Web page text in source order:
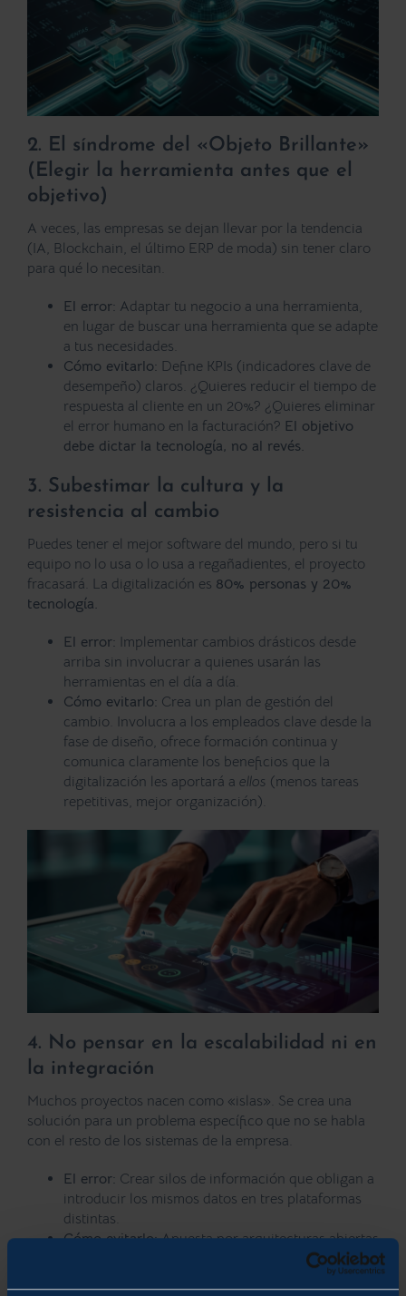
2. El síndrome del «Objeto Brillante»
(Elegir la herramienta antes que el
objetivo)
A veces, las empresas se dejan llevar por la tendencia
(IA, Blockchain, el último ERP de moda) sin tener claro
para qué lo necesitan.
El error: Adaptar tu negocio a una herramienta,
en lugar de buscar una herramienta que se adapte
a tus necesidades.
Cómo evitarlo: Define KPIs (indicadores clave de
desempeño) claros. ¿Quieres reducir el tiempo de
respuesta al cliente en un 20%? ¿Quieres eliminar
el error humano en la facturación? El objetivo
debe dictar la tecnología, no al revés.
3. Subestimar la cultura y la
resistencia al cambio
Puedes tener el mejor software del mundo, pero si tu
equipo no lo usa o lo usa a regañadientes, el proyecto
fracasará. La digitalización es 80% personas y 20%
tecnología.
El error: Implementar cambios drásticos desde
arriba sin involucrar a quienes usarán las
herramientas en el día a día.
Cómo evitarlo: Crea un plan de gestión del
cambio. Involucra a los empleados clave desde la
fase de diseño, ofrece formación continua y
comunica claramente los beneficios que la
digitalización les aportará a ellos (menos tareas
repetitivas, mejor organización).
4. No pensar en la escalabilidad ni en
la integración
Muchos proyectos nacen como «islas». Se crea una
solución para un problema específico que no se habla
con el resto de los sistemas de la empresa.
El error: Crear silos de información que obligan a
introducir los mismos datos en tres plataformas
distintas.
Cómo evitarlo:Apuesta por arquitecturas abiertas
y APIs. Asegúrate de que cualquier desarrollo
nuevo pueda integrarse con lo que ya tienes y que